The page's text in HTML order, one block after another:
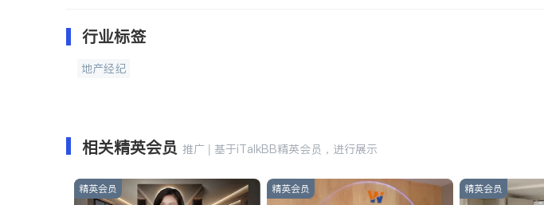
行业标签
地产经纪
相关精英会员 推广 | 基于iTalkBB精英会员，进行展示
精英会员 精英会员 精英会员